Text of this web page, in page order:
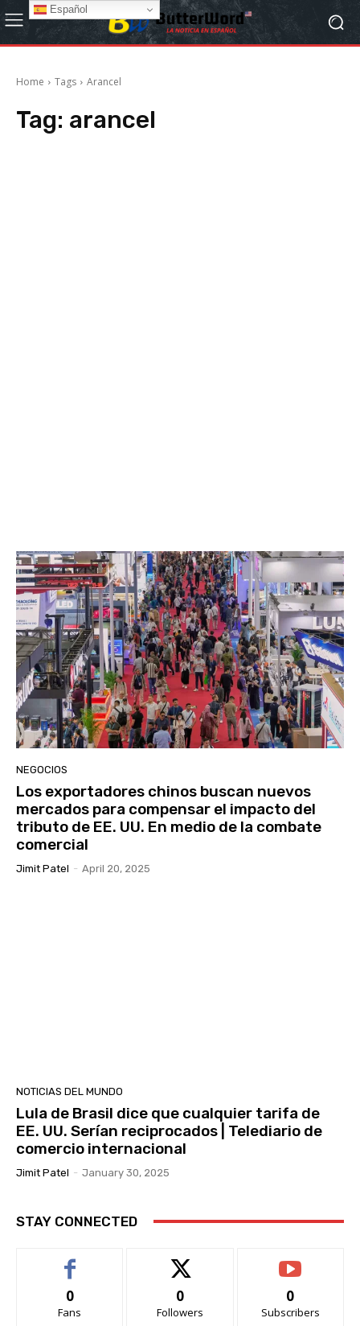
Home Tags Arancel
Tag: arancel
NEGOCIOS
Los exportadores chinos buscan nuevos
mercados para compensar el impacto del
tributo de EE. UU. En medio de la combate
comercial
Jimit Patel - April 20, 2025
NOTICIAS DEL MUNDO
Lula de Brasil dice que cualquier tarifa de
EE. UU. Serían reciprocados | Telediario de
comercio internacional
Jimit Patel - January 30, 2025
STAY CONNECTED
0
Fans
0
Followers
0
Subscribers
Español